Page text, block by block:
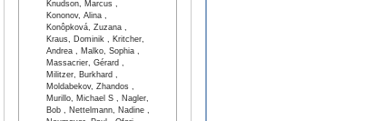
Knudson, Marcus ,
Kononov, Alina ,
Konôpková, Zuzana ,
Kraus, Dominik , Kritcher,
Andrea , Malko, Sophia ,
Massacrier, Gérard ,
Militzer, Burkhard ,
Moldabekov, Zhandos ,
Murillo, Michael S , Nagler,
Bob , Nettelmann, Nadine ,